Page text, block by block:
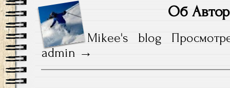
Об
Mikee's blog
admin